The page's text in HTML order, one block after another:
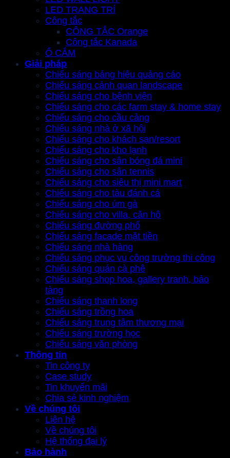
LED TRANG TRÍ
Công tắc
CÔNG TẮC Orange
Công tắc Kanada
Ổ CẮM
Giải pháp
Chiếu sáng bảng hiệu quảng cáo
Chiếu sáng cảnh quan landscape
Chiếu sáng cho bệnh viện
Chiếu sáng cho các farm stay & home stay
Chiếu sáng cho cầu cảng
Chiếu sáng nhà ở xã hội
Chiếu sáng cho khách sạn/resort
Chiếu sáng cho kho lạnh
Chiếu sáng cho sân bóng đá mini
Chiếu sáng cho sân tennis
Chiếu sáng cho siêu thị mini mart
Chiếu sáng cho tàu đánh cá
Chiếu sáng cho úm gà
Chiếu sáng cho villa, căn hộ
Chiếu sáng đường phố
Chiếu sáng facade mặt tiền
Chiếu sáng nhà hàng
Chiếu sáng phục vụ công trường thi công
Chiếu sáng quán cà phê
Chiếu sáng shop hoa, gallery tranh, bảo
tàng
Chiếu sáng thanh long
Chiếu sáng trồng hoa
Chiếu sáng trung tâm thương mại
Chiếu sáng trường học
Chiếu sáng văn phòng
Thông tin
Tin công ty
Case study
Tin khuyến mãi
Chia sẻ kinh nghiệm
Về chúng tôi
Liên hệ
Về chúng tôi
Hệ thống đại lý
Bảo hành